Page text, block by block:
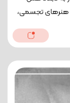
هنرهای تجسمی،